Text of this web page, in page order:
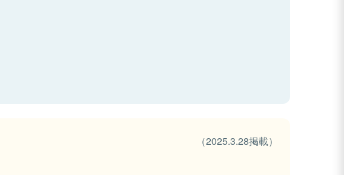
（2025.3.28掲載）